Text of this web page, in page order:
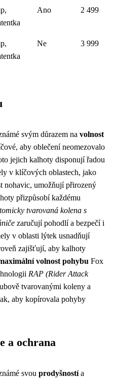
Ano 2 499
Ne 3 999
svým důrazem na volnost
aby oblečení neomezovalo
jejich kalhoty disponují řadou
v klíčových oblastech, jako
nohavic, umožňují přirozený
přizpůsobí každému
tvarovaná kolena s
zaručují pohodlí a bezpečí i
v oblasti lýtek usnadňují
zajišťují, aby kalhoty
volnost pohybu Fox
RAP (Rider Attack
tvarovanými koleny a
aby kopírovala pohyby
a ochrana
svou prodyšnostía